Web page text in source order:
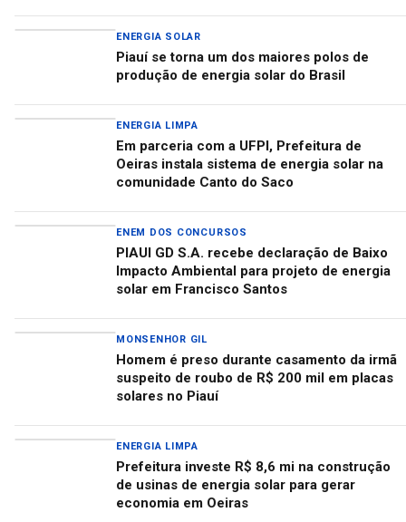
ENERGIA SOLAR
Piauí se torna um dos maiores polos de
produção de energia solar do Brasil
ENERGIA LIMPA
Em parceria com a UFPI, Prefeitura de
Oeiras instala sistema de energia solar na
comunidade Canto do Saco
ENEM DOS CONCURSOS
PIAUI GD S.A. recebe declaração de Baixo
Impacto Ambiental para projeto de energia
solar em Francisco Santos
MONSENHOR GIL
Homem é preso durante casamento da irmã
suspeito de roubo de R$ 200 mil em placas
solares no Piauí
ENERGIA LIMPA
Prefeitura investe R$ 8,6 mi na construção
de usinas de energia solar para gerar
economia em Oeiras